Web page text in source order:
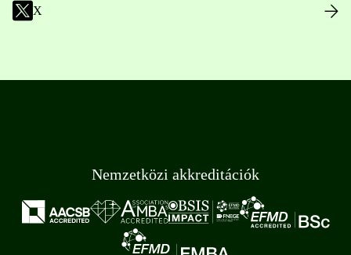
X
Nemzetközi akkreditációk